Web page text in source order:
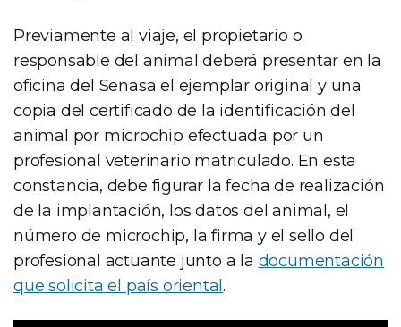
Previamente al viaje, el propietario o
responsable del animal deberá presentar en la
oficina del Senasa el ejemplar original y una
copia del certificado de la identificación del
animal por microchip efectuada por un
profesional veterinario matriculado. En esta
constancia, debe figurar la fecha de realización
de la implantación, los datos del animal, el
número de microchip, la firma y el sello del
profesional actuante junto a la documentación
que solicita el país oriental.